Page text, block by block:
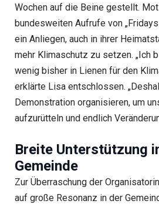
Wochen auf die Beine gestellt.
bundesweiten Aufrufe von
ein Anliegen, auch in ihrer
mehr Klimaschutz zu setzen. „Ich
wenig bisher in Lienen für den
erklärte Lisa entschlossen.
Demonstration organisieren, um
aufzurütteln und endlich
Breite Unterstützung
Gemeinde
Zur Überraschung der
auf große Resonanz in der